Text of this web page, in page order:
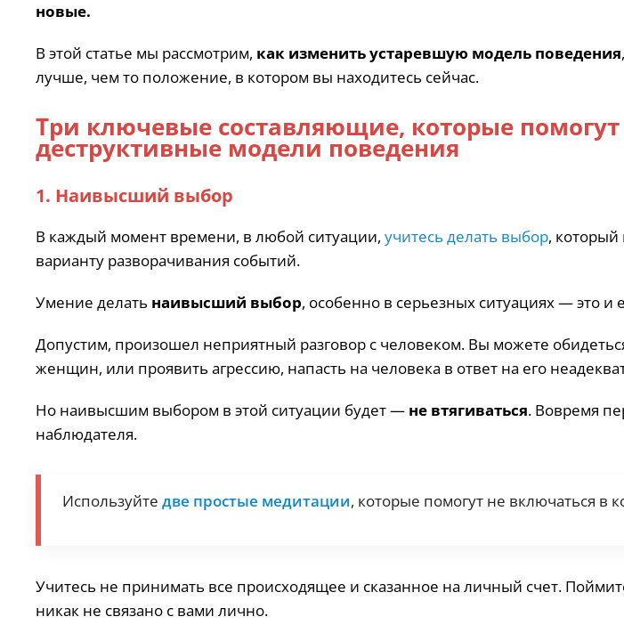
новые.
В этой статье мы рассмотрим, как изменить устаревшую модель поведения
лучше, чем то положение, в котором вы находитесь сейчас.
Три ключевые составляющие, которые
деструктивные модели поведения
1. Наивысший выбор
В каждый момент времени, в любой ситуации, учитесь делать выбор,
варианту разворачивания событий.
Умение делать наивысший выбор, особенно в серьезных ситуациях — это и
Допустим, произошел неприятный разговор с человеком. Вы можете
женщин, или проявить агрессию, напасть на человека в ответ на его
Но наивысшим выбором в этой ситуации будет — не втягиваться. Вовремя
наблюдателя.
Используйте две простые медитации, которые помогут не включаться в
Учитесь не принимать все происходящее и сказанное на личный счет.
никак не связано с вами лично.